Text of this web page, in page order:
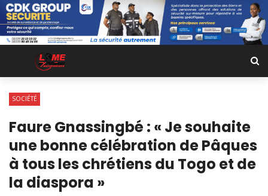
SOCIÉTÉ
Faure Gnassingbé : « Je souhaite
une bonne célébration de Pâques
à tous les chrétiens du Togo et de
la diaspora »